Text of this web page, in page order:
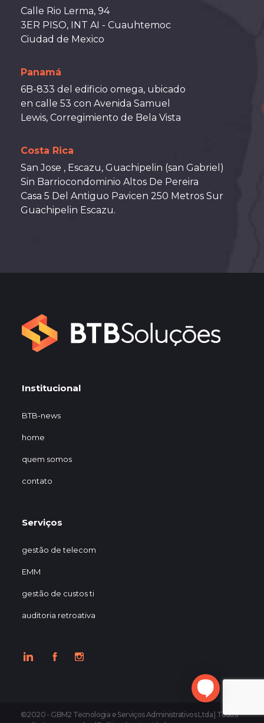
Calle Rio Lerma, 94
3ER PISO, INT AI - Cuauhtemoc
Ciudad de Mexico
Panamá
6B-833 del edificio omega, ubicado
en calle 53 con Avenida Samuel
Lewis, Corregimiento de Bela Vista
Costa Rica
San Jose , Escazu, Guachipelin (san Gabriel)
Sin Barriocondominio Altos De Pereira
Casa 5 Del Antiguo Pavicen 250 Metros Sur
Guachipelin Escazu.
Institucional
BTB-news
home
quem somos
contato
Serviços
gestão de telecom
EMM
gestão de custos ti
auditoria retroativa
©2020 - GBM2 Tecnologia e Serviços Administrativos Ltda | Todos